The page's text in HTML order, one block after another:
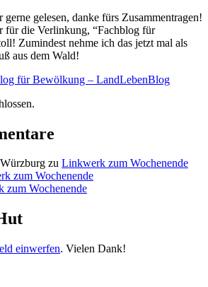
gerne gelesen, danke fürs Zusammentragen!
für die Verlinkung, “Fachblog für
Zumindest nehme ich das jetzt mal als
aus dem Wald!
für Bewölkung – LandLebenBlog
zu Linkwerk zum Wochenende
zum Wochenende
zum Wochenende
einwerfen. Vielen Dank!